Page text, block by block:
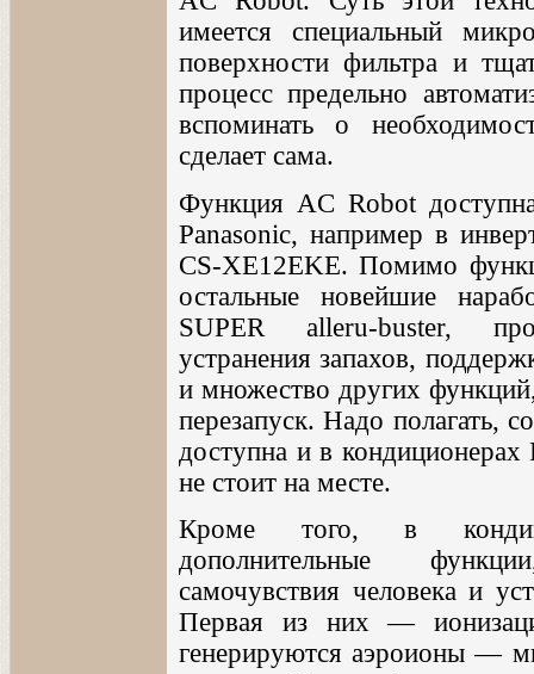
имеется специальный
поверхности фильтра и
процесс предельно
вспоминать о
сделает сама.
Функция AC Robot
Panasonic, например в
CS-XE12EKE. Помимо
остальные новейшие
SUPER alleru-buster,
устранения запахов,
и множество других
перезапуск. Надо полагать,
доступна и в кондиционерах
не стоит на месте.
Кроме того, в
дополнительные
самочувствия человека и
Первая из них —
генерируются аэроионы —